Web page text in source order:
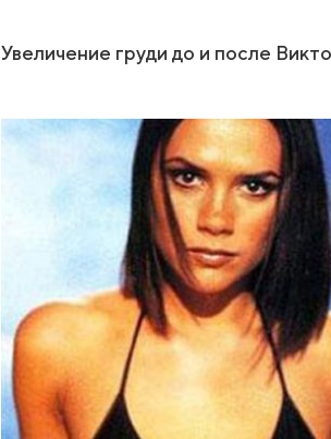
Увеличение груди до и после